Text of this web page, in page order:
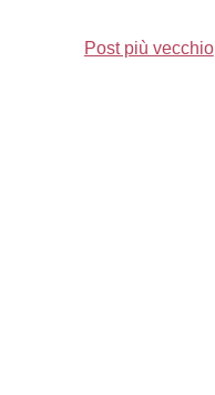
Post più vecchio